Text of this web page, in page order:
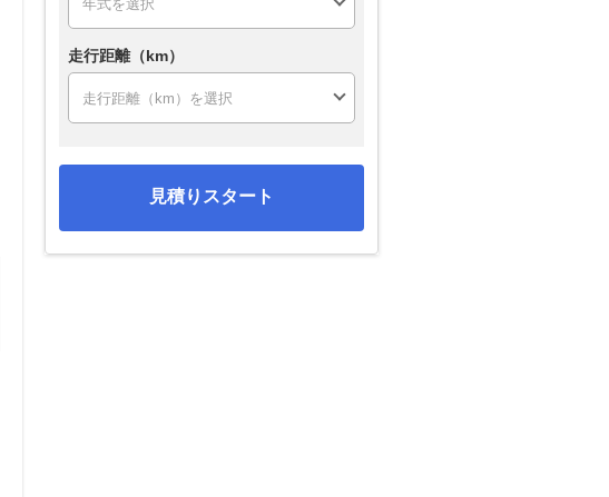
走行距離（km）
見積りスタート